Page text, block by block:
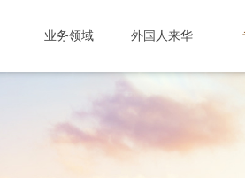
业务领域 外国人来华